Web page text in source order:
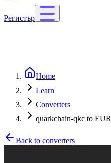
Регистър
Home
Learn
Converters
quarkchain-qkc to EUR
Back to converters